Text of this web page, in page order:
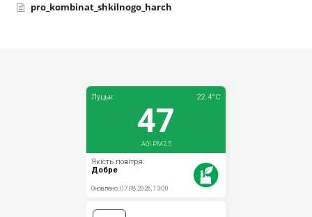
pro_kombinat_shkilnogo_harch